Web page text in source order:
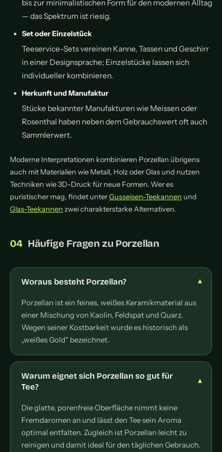
bis zur minimalistischen Form für den modernen Alltag
— das Spektrum ist riesig.
Set oder Einzelstück
Teeservice-Sets vereinen Kanne, Tassen und Geschirr
in einer Designsprache; Einzelstücke lassen sich
individueller kombinieren.
Herkunft und Manufaktur
Stücke bekannter Manufakturen wie Meissen oder
Rosenthal haben neben dem Gebrauchswert oft auch
Sammlerwert.
Moderne Interpretationen kombinieren Porzellan übrigens
auch mit Materialien wie Metall, Holz oder Glas und nutzen
Techniken wie 3D-Druck für neue Formen. Wer es
puristischer mag, findet unterGusseisen-Teekannen und
Glas-Teekannen zwei charakterstarke Alternativen.
Häufige Fragen zu Porzellan
Woraus besteht Porzellan?
Porzellan ist ein feines, weißes Keramikmaterial aus
einer Mischung von Kaolin, Feldspat und Quarz.
Wegen seiner Kostbarkeit wurde es historisch als
„weißes Gold" bezeichnet.
Warum eignet sich Porzellan so gut für
Tee?
Die glatte, porenfreie Oberfläche nimmt keine
Fremdaromen an und lässt den Tee sein Aroma
optimal entfalten. Zugleich ist Porzellan leicht zu
reinigen und damit ideal für den täglichen Gebrauch.